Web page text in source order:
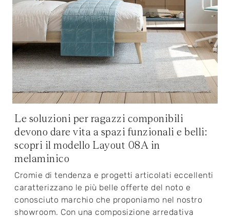
Le soluzioni per ragazzi componibili
devono dare vita a spazi funzionali e belli:
scopri il modello Layout 08A in
melaminico
Cromie di tendenza e progetti articolati eccellenti
caratterizzano le più belle offerte del noto e
conosciuto marchio che proponiamo nel nostro
showroom. Con una composizione arredativa